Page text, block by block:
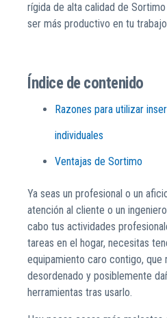
rígida de alta calidad de
ser más productivo en tu
Índice de contenido
Razones para utilizar
individuales
Ventajas de Sortimo
Ya seas un profesional o un
atención al cliente o un
cabo tus actividades
tareas en el hogar, necesitas
equipamiento caro contigo, que
desordenado y posiblemente
herramientas tras usarlo.